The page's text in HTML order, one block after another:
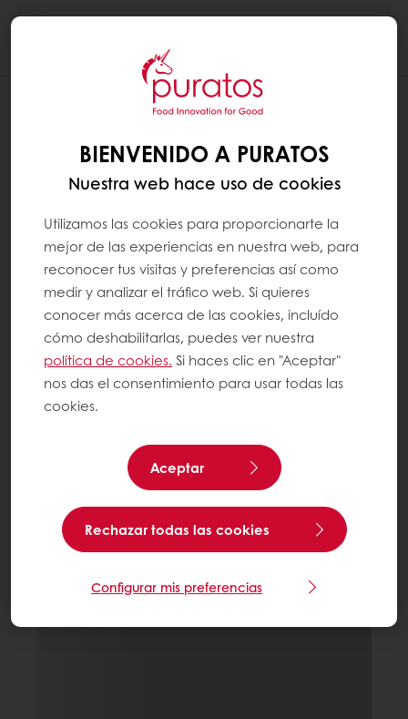
BIENVENIDO A PURATOS
Nuestra web hace uso de cookies
Utilizamos las cookies para proporcionarte la
mejor de las experiencias en nuestra web, para
reconocer tus visitas y preferencias así como
medir y analizar el tráfico web. Si quieres
conocer más acerca de las cookies, incluído
cómo deshabilitarlas, puedes ver nuestra
política de cookies. Si haces clic en "Aceptar"
nos das el consentimiento para usar todas las
cookies.
Aceptar
Rechazar todas las cookies
Configurar mis preferencias